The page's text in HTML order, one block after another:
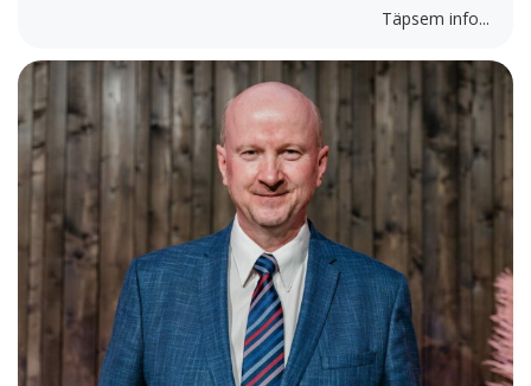
Täpsem info...